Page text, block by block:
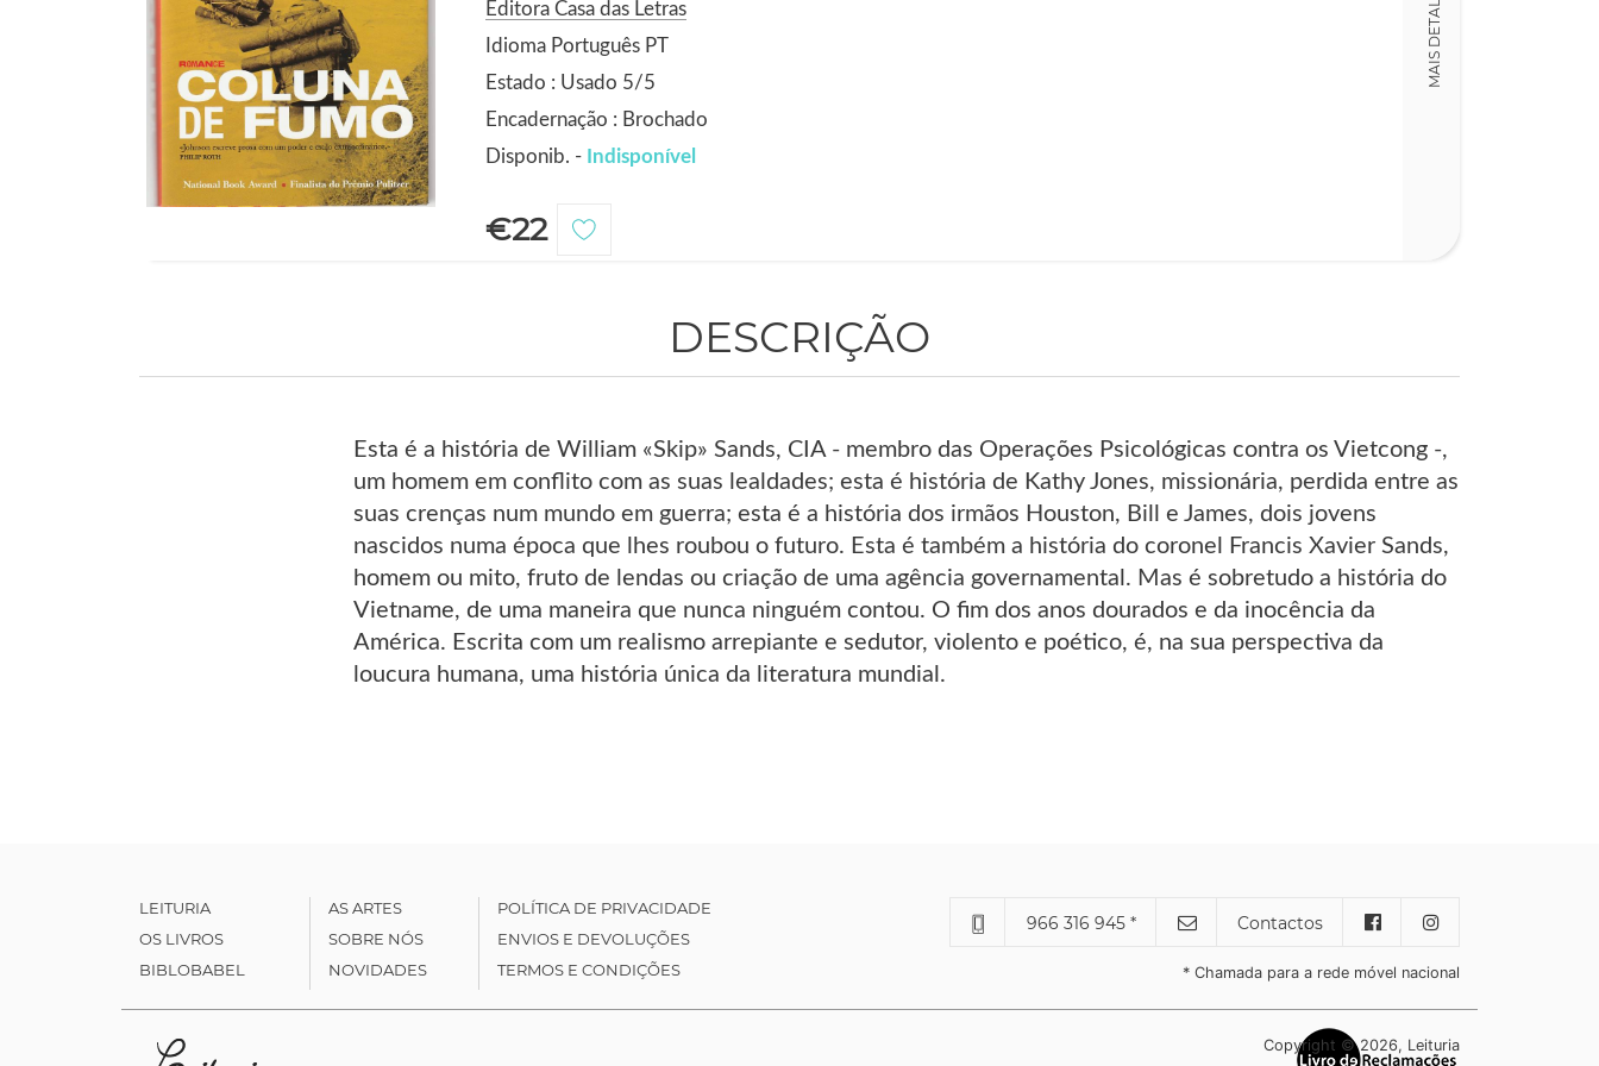
Editora Casa das Letras
Idioma Português PT
Estado : Usado 5/5
Encadernação : Brochado
Disponib. - Indisponível
€22
MAIS DETALHES
DESCRIÇÃO
Esta é a história de William «Skip» Sands, CIA - membro das Operações Psicológicas contra os Vietcong -,
um homem em conflito com as suas lealdades; esta é história de Kathy Jones, missionária, perdida entre as
suas crenças num mundo em guerra; esta é a história dos irmãos Houston, Bill e James, dois jovens
nascidos numa época que lhes roubou o futuro. Esta é também a história do coronel Francis Xavier Sands,
homem ou mito, fruto de lendas ou criação de uma agência governamental. Mas é sobretudo a história do
Vietname, de uma maneira que nunca ninguém contou. O fim dos anos dourados e da inocência da
América. Escrita com um realismo arrepiante e sedutor, violento e poético, é, na sua perspectiva da
loucura humana, uma história única da literatura mundial.
LEITURIA
OS LIVROS
BIBLOBABEL
AS ARTES
SOBRE NÓS
NOVIDADES
POLÍTICA DE PRIVACIDADE
ENVIOS E DEVOLUÇÕES
TERMOS E CONDIÇÕES
966 316 945 * Contactos
* Chamada para a rede móvel nacional
Copyright © 2026, Leituria